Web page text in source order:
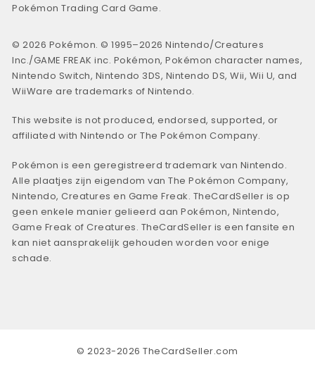
Pokémon Trading Card Game.
© 2026 Pokémon. © 1995–2026 Nintendo/Creatures
Inc./GAME FREAK inc. Pokémon, Pokémon character names,
Nintendo Switch, Nintendo 3DS, Nintendo DS, Wii, Wii U, and
WiiWare are trademarks of Nintendo.
This website is not produced, endorsed, supported, or
affiliated with Nintendo or The Pokémon Company.
Pokémon is een geregistreerd trademark van Nintendo.
Alle plaatjes zijn eigendom van The Pokémon Company,
Nintendo, Creatures en Game Freak. TheCardSeller is op
geen enkele manier gelieerd aan Pokémon, Nintendo,
Game Freak of Creatures. TheCardSeller is een fansite en
kan niet aansprakelijk gehouden worden voor enige
schade.
© 2023-2026 TheCardSeller.com